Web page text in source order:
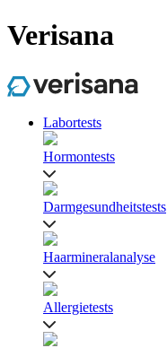
Verisana
Labortests
Hormontests
Darmgesundheitstests
Haarmineralanalyse
Allergietests